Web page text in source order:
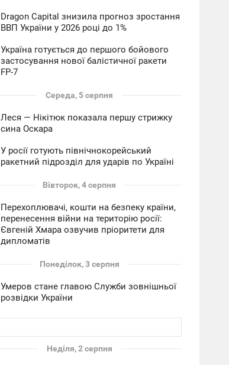
Dragon Capital знизила прогноз зростання
ВВП України у 2026 році до 1%
Україна готується до першого бойового
застосування нової балістичної ракети
FP-7
Середа, 5 серпня
Леся — Нікітюк показала першу стрижку
сина Оскара
У росії готують північнокорейський
ракетний підрозділ для ударів по Україні
Вівторок, 4 серпня
Перехоплювачі, кошти на безпеку країни,
перенесення війни на територію росії:
Євгеній Хмара озвучив пріоритети для
дипломатів
Понеділок, 3 серпня
Умеров стане главою Служби зовнішньої
розвідки України
Неділя, 2 серпня